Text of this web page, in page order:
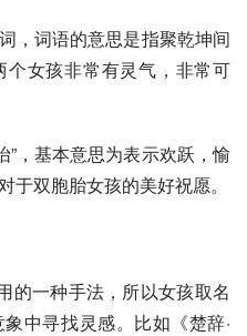
，词语的意思是指聚乾坤间
女孩非常有灵气，非常可
”，基本意思为表示欢跃，愉
双胞胎女孩的美好祝愿。
的一种手法，所以女孩取名
中寻找灵感。比如《楚辞·